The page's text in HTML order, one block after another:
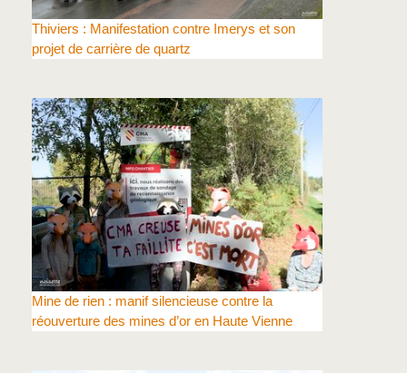
Thiviers : Manifestation contre Imerys et son
projet de carrière de quartz
Mine de rien : manif silencieuse contre la
réouverture des mines d’or en Haute Vienne